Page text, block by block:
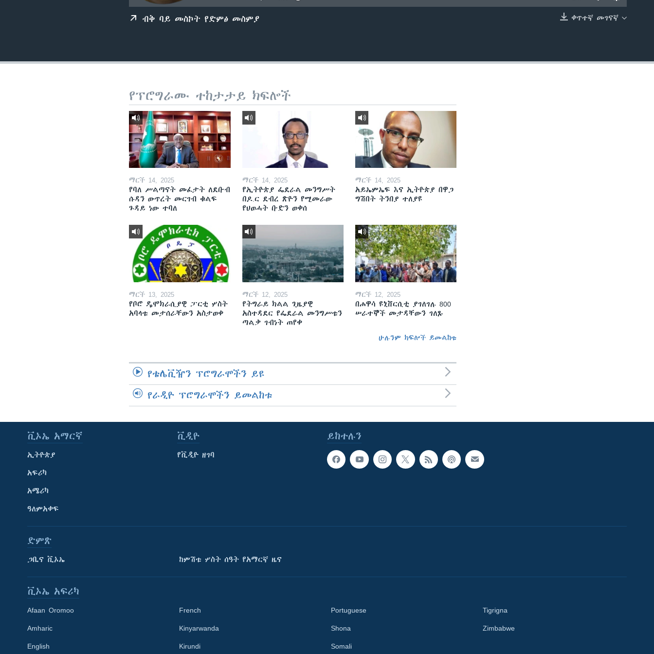
Learning English
ቀጥተኛ መገናኛ
ብቅ ባይ መስኮት የድምፅ መስምያ
የፕሮግራሙ ተከታታይ ክፍሎች
ማርች 14, 2025
የባለ ሥልጣናት መፈታት ለደቡብ
ሱዳን ውጥረት መርገብ ቁልፍ
ጉዳይ ነው ተባለ
ማርች 14, 2025
የኢትዮጵያ ፌደራል መንግሥት
በዶ.ር ደብረ ጽዮን የሚመራው
የህወሓት ቡድን ወቀሰ
ማርች 14, 2025
አይኤምኤፍ እና ኢትዮጵያ በዋጋ
ግሽበት ትንበያ ተለያዩ
ማርች 13, 2025
የቦሮ ዴሞክራሲያዊ ፓርቲ ሦስት
አባላቱ መታሰራቸውን አስታወቀ
ማርች 12, 2025
የትግራይ ክልል ጊዜያዊ
አስተዳደር የፌደራል መንግሥቱን
ጣልቃ ገብነት ጠየቀ
ማርች 12, 2025
በሐዋሳ ዩኒቨርሲቲ ያገለገሉ 800
ሠራተኞች መታዳቸውን ገለጹ
ሁሉንም ክፍሎች ይመልከቱ
የቴሌቪዥን ፕሮግራሞችን ይዩ
የራዲዮ ፕሮግራሞችን ይመልከቱ
ይከተሉን
ቪኦኤ አማርኛ
ኢትዮጵያ
አፍሪካ
አሜሪካ
ዓለምአቀፍ
ቪዲዮ
የቪዲዮ ዘገባ
ድምጽ
ጋቢና ቪኦኤ ከምሽቱ ሦስት ሰዓት የአማርኛ ዜና
ቪኦኤ አፍሪካ
Afaan Oromoo
Amharic
English
French
Kinyarwanda
Kirundi
Portuguese
Shona
Somali
Tigrigna
Zimbabwe